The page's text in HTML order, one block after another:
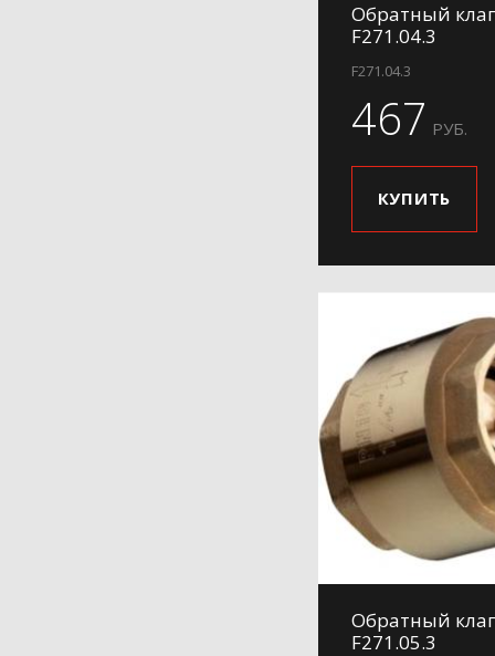
Обратный
F271.04.3
F271.04.3
467 РУБ.
КУПИТЬ
Обратный
F271.05.3